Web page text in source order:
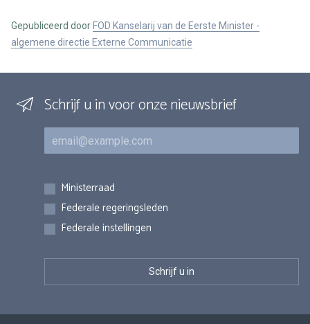
Gepubliceerd door FOD Kanselarij van de Eerste Minister -
algemene directie Externe Communicatie
Schrijf u in voor onze nieuwsbrief
E-mail
Inschrijvingen
Ministerraad
Federale regeringsleden
Federale instellingen